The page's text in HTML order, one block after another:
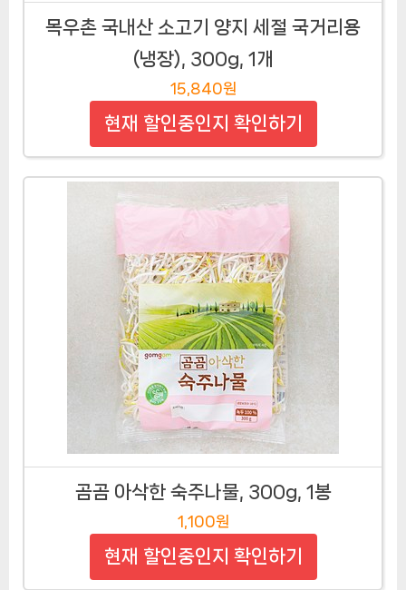
목우촌 국내산 소고기 양지 세절 국거리용
(냉장), 300g, 1개
15,840원
현재 할인중인지 확인하기
곰곰 아삭한 숙주나물, 300g, 1봉
1,100원
현재 할인중인지 확인하기